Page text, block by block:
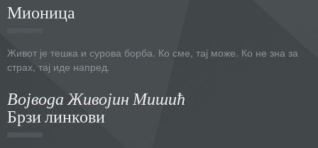
Мионица
Живот је тешка и сурова борба. Ко сме, тај може. Ко не зна за
страх, тај иде напред.
Војвода Живојин Мишић
Брзи линкови